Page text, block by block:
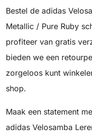
Bestel de adidas
Metallic / Pure Ruby
profiteer van gratis
bieden we een
zorgeloos kunt
shop.
Maak een statement
adidas Velosamba